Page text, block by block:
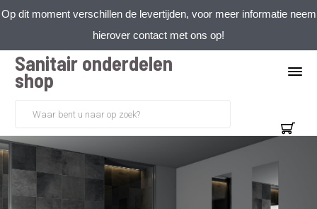
Op dit moment verschillen de levertijden, voor meer informatie neem
hierover contact met ons op!
Sanitair onderdelen
shop